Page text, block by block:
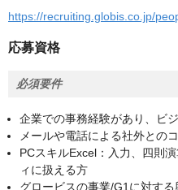
https://recruiting.globis.co.jp/
応募資格
必須要件
企業での事務経験があり、ビ
メールや電話による社外との
PCスキルExcel：入力、四則
ィに扱える方
グロービスの事業/G1に対す